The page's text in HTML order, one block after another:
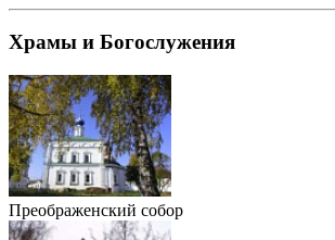
Храмы и Богослужения
Преображенский собор